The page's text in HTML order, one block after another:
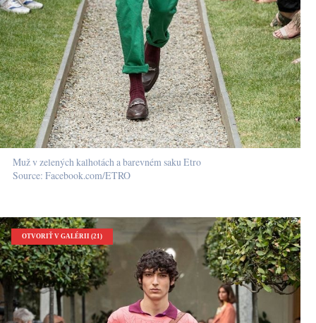
Muž v zelených kalhotách a barevném saku Etro
Source: Facebook.com/ETRO
OTVORIŤ V GALÉRII (21)